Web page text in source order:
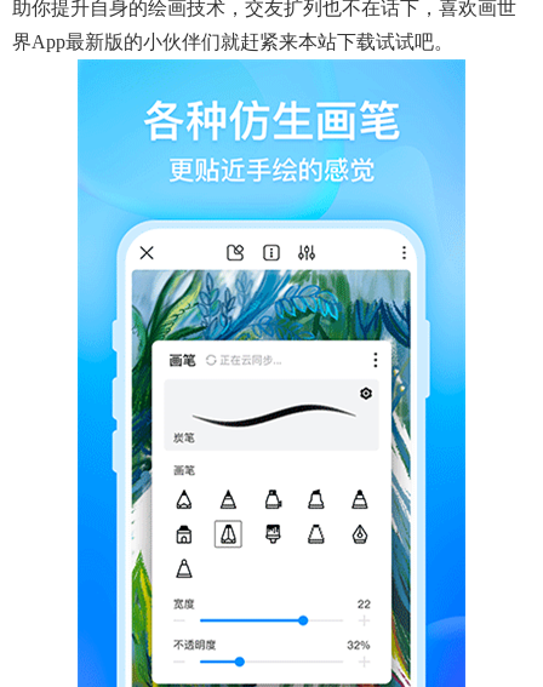
助你提升自身的绘画技术，交友扩列也不在话下，喜欢画世
界app最新版的小伙伴们就赶紧来本站下载试试吧。